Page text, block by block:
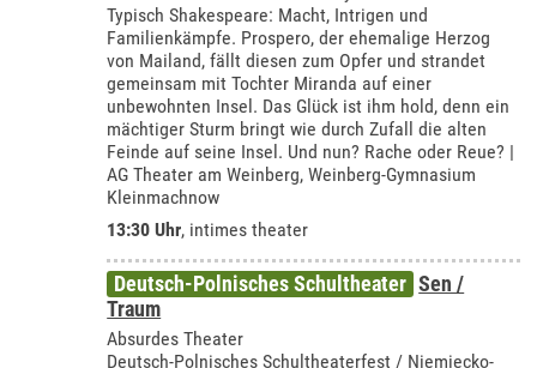
Typisch Shakespeare: Macht, Intrigen und
Familienkämpfe. Prospero, der ehemalige Herzog
von Mailand, fällt diesen zum Opfer und strandet
gemeinsam mit Tochter Miranda auf einer
unbewohnten Insel. Das Glück ist ihm hold, denn ein
mächtiger Sturm bringt wie durch Zufall die alten
Feinde auf seine Insel. Und nun? Rache oder Reue? |
AG Theater am Weinberg, Weinberg-Gymnasium
Kleinmachnow
13:30 Uhr, intimes theater
Deutsch-Polnisches Schultheater Sen /
Traum
Absurdes Theater
Deutsch-Polnisches Schultheaterfest / Niemiecko-